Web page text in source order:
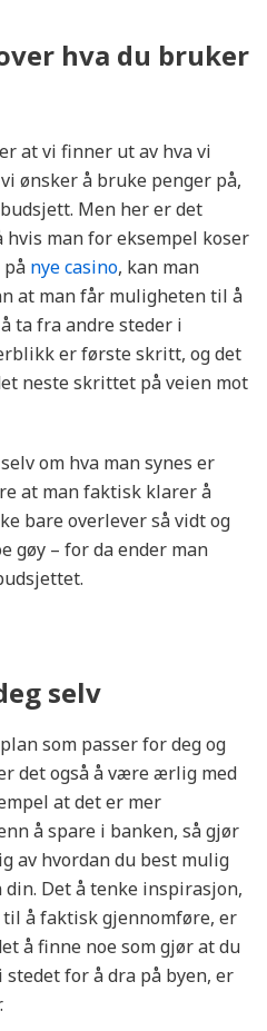
hva du bruker
at vi finner ut av hva vi
ønsker å bruke penger på,
Men her er det
man for eksempel koser
på nye casino, kan man
at man får muligheten til å
ta fra andre steder i
er første skritt, og det
neste skrittet på veien mot
om hva man synes er
at man faktisk klarer å
bare overlever så vidt og
gøy – for da ender man
selv
som passer for deg og
det også å være ærlig med
at det er mer
å spare i banken, så gjør
av hvordan du best mulig
Det å tenke inspirasjon,
å faktisk gjennomføre, er
å finne noe som gjør at du
for å dra på byen, er